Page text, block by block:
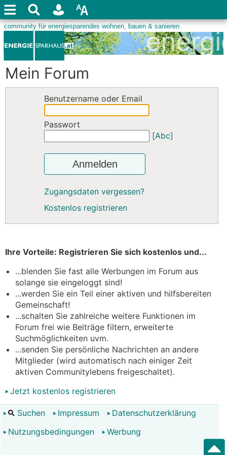
Mein Forum
Benutzername oder Email
Passwort
[Abc]
Anmelden
Zugangsdaten vergessen?
Kostenlos registrieren
Ihre Vorteile: Registrieren Sie sich kostenlos und...
...blenden Sie fast alle Werbungen im Forum aus
solange sie eingeloggt sind!
...werden Sie ein Teil einer aktiven und hilfsbereiten
Gemeinschaft!
...schalten Sie zahlreiche weitere Funktionen im
Forum frei wie Beiträge filtern, erweiterte
Suchmöglichkeiten uvm.
...senden Sie persönliche Nachrichten an andere
Mitglieder (wird automatisch nach einiger Zeit
aktiven Communitylebens freigeschaltet).
Jetzt kostenlos registrieren
Suchen Impressum
Datenschutzerklärung
Nutzungsbedingungen
Werbung